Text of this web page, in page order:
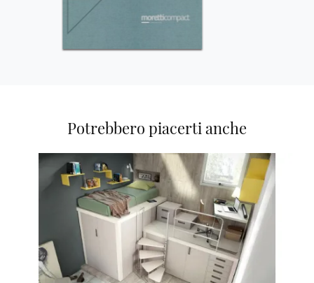
Potrebbero piacerti anche